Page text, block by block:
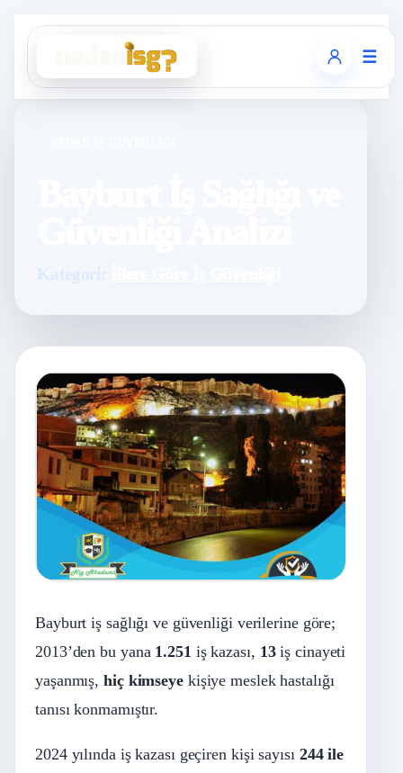
☰
Kategori:
Bayburt iş sağlığı ve güvenliği verilerine göre;
2013’den bu yana 1.251 iş kazası, 13iş cinayeti
yaşanmış,hiç kimseyekişiye meslek hastalığı
tanısı konmamıştır.
2024 yılında iş kazası geçiren kişi sayısı 244 ile